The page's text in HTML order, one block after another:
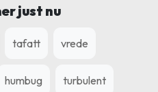
just nu
tafatt vrede
humbug turbulent